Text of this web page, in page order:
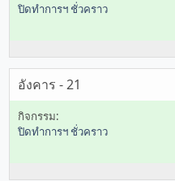
ปิดทำการฯ ชั่วคราว
อังคาร - 21
ปิดทำการฯ ชั่วคราว